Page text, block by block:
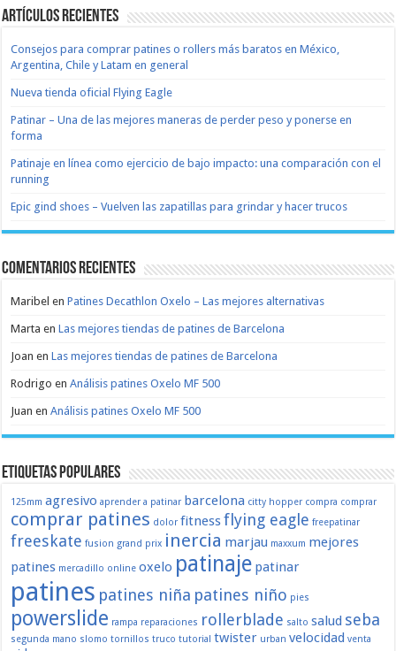
Artículos recientes
Consejos para comprar patines o rollers más baratos en México,
Argentina, Chile y Latam en general
Nueva tienda oficial Flying Eagle
Patinar – Una de las mejores maneras de perder peso y ponerse en
forma
Patinaje en línea como ejercicio de bajo impacto: una comparación con el
running
Epic gind shoes – Vuelven las zapatillas para grindar y hacer trucos
Comentarios recientes
Maribel enPatines Decathlon Oxelo – Las mejores alternativas
Marta enLas mejores tiendas de patines de Barcelona
Joan enLas mejores tiendas de patines de Barcelona
Rodrigo enAnálisis patines Oxelo MF 500
Juan enAnálisis patines Oxelo MF 500
Etiquetas populares
125mm agresivo aprender a patinar barcelona citty hopper compra comprar
comprar patines dolor fitnessflying eagle freepatinar
freeskate fusion grand prix inercia marjau maxxum mejores
patines mercadillo online oxelo patinaje patinar
patines patines niña patines niño pies
powerslide rampa reparaciones rollerblade salto salud seba
segunda mano slomo tornillos truco tutorial twister urban velocidad venta